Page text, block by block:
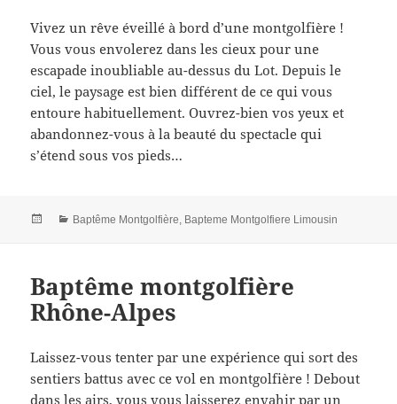
Vivez un rêve éveillé à bord d’une montgolfière !
Vous vous envolerez dans les cieux pour une
escapade inoubliable au-dessus du Lot. Depuis le
ciel, le paysage est bien différent de ce qui vous
entoure habituellement. Ouvrez-bien vos yeux et
abandonnez-vous à la beauté du spectacle qui
s’étend sous vos pieds…
PostedCategories
Baptême Montgolfière Bapteme Montgolfiere Limousin
Baptême montgolfière
Rhône-Alpes
Laissez-vous tenter par une expérience qui sort des
sentiers battus avec ce vol en montgolfière ! Debout
dans les airs, vous vous laisserez envahir par un